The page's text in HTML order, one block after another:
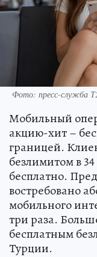
Фото: пресс-служба
Мобильный
акцию-хит –
границей.
безлимитом в
бесплатно.
востребовано
мобильного
три раза.
бесплатным
Турции.